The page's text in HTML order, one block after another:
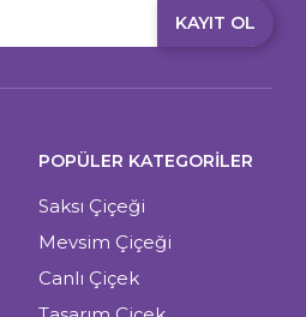
KAYIT OL
POPÜLER KATEGORİLER
Saksı Çiçeği
Mevsim Çiçeği
Canlı Çiçek